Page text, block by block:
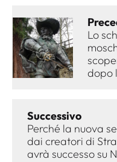
Lo
dopo
Successivo
Perché la nuova
dai creatori di
avrà successo su